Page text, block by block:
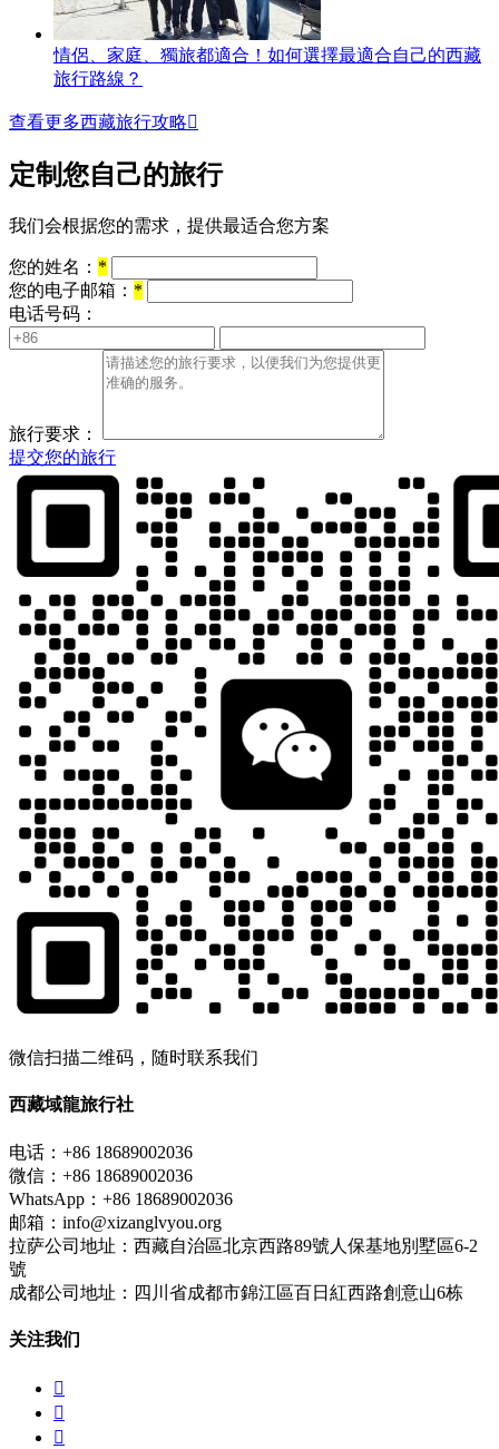
情侶、家庭、獨旅都適合！如何選擇最適合自己的西藏
旅行路線？
查看更多西藏旅行攻略
定制您自己的旅行
我们会根据您的需求，提供最适合您方案
您的姓名： *
您的电子邮箱： *
电话号码：
旅行要求：
提交您的旅行
微信扫描二维码，随时联系我们
西藏域龍旅行社
电话：+86 18689002036
微信：+86 18689002036
WhatsApp：+86 18689002036
邮箱：info@xizanglvyou.org
拉萨公司地址：西藏自治區北京西路89號人保基地別墅區6-2
號
成都公司地址：四川省成都市錦江區百日紅西路創意山6栋
关注我们


